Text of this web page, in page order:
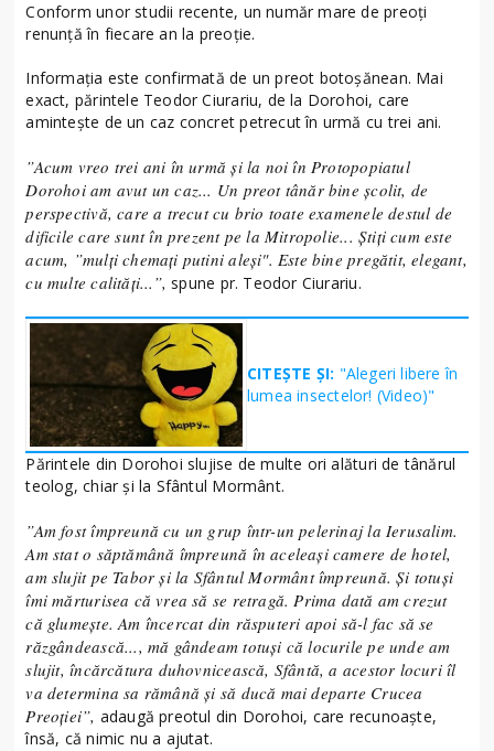
Conform unor studii recente, un număr mare de preoți
renunță în fiecare an la preoție.
Informația este confirmată de un preot botoșănean. Mai
exact, părintele Teodor Ciurariu, de la Dorohoi, care
amintește de un caz concret petrecut în urmă cu trei ani.
”Acum vreo trei ani în urmă și la noi în Protopopiatul
Dorohoi am avut un caz... Un preot tânăr bine școlit, de
perspectivă, care a trecut cu brio toate examenele destul de
dificile care sunt în prezent pe la Mitropolie... Știți cum este
acum, ”mulți chemați putini aleși". Este bine pregătit, elegant,
cu multe calități...”, spune pr. Teodor Ciurariu.
CITEȘTE ȘI: "Alegeri libere în
lumea insectelor! (Video)"
Părintele din Dorohoi slujise de multe ori alături de tânărul
teolog, chiar și la Sfântul Mormânt.
”Am fost împreună cu un grup într-un pelerinaj la Ierusalim.
Am stat o săptămână împreună în aceleași camere de hotel,
am slujit pe Tabor și la Sfântul Mormânt împreună. Și totuși
îmi mărturisea că vrea să se retragă. Prima dată am crezut
că glumește. Am încercat din răsputeri apoi să-l fac să se
răzgândească..., mă gândeam totuși că locurile pe unde am
slujit, încărcătura duhovnicească, Sfântă, a acestor locuri îl
va determina sa rămână și să ducă mai departe Crucea
Preoției”, adaugă preotul din Dorohoi, care recunoaște,
însă, că nimic nu a ajutat.